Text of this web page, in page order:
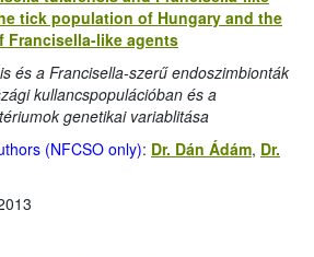
tick population of Hungary and the
like agents
és a Francisella-szerű endoszimbionták
kullancspopulációban és a
genetikai variablitása
(NFCSO only): Dr. Dán Ádám, Dr.